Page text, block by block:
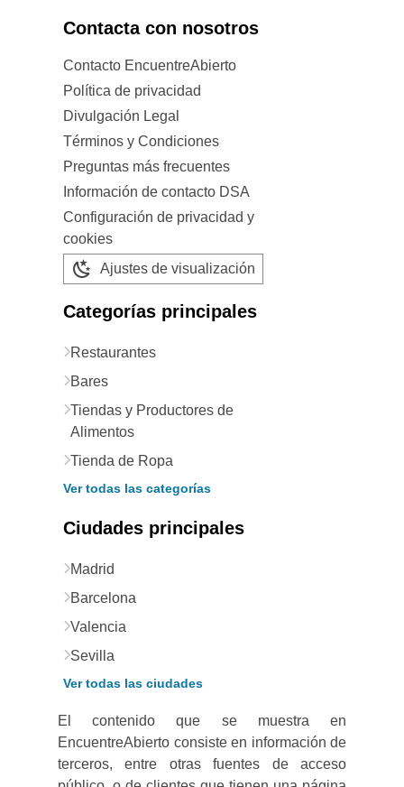
Contacta con nosotros
Contacto EncuentreAbierto
Política de privacidad
Divulgación Legal
Términos y Condiciones
Preguntas más frecuentes
Información de contacto DSA
Configuración de privacidad y
cookies
Ajustes de visualización
Categorías principales
Restaurantes
Bares
Tiendas y Productores de
Alimentos
Tienda de Ropa
Ver todas las categorías
Ciudades principales
Madrid
Barcelona
Valencia
Sevilla
Ver todas las ciudades
El contenido que se muestra en
EncuentreAbierto consiste en información de
terceros, entre otras fuentes de acceso